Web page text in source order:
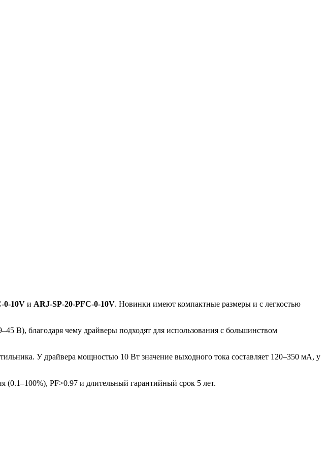
0-10V и ARJ-SP-20-PFC-0-10V. Новинки имеют компактные размеры и с легкостью
В), благодаря чему драйверы подходят для использования с большинством
У драйвера мощностью 10 Вт значение выходного тока составляет 120–350 мА, у
(0.1–100%), PF˃0.97 и длительный гарантийный срок 5 лет.